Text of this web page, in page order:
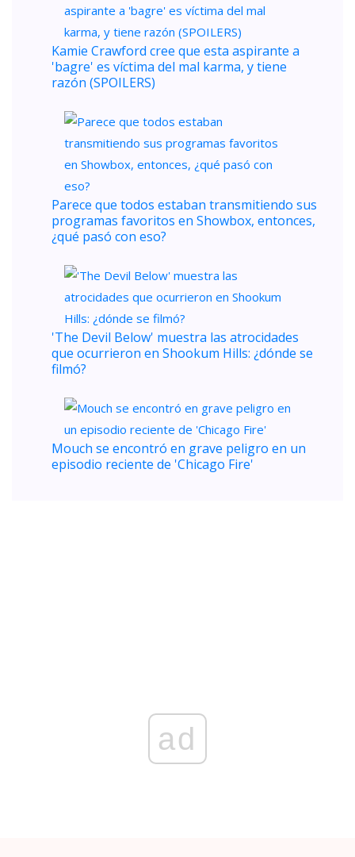
Kamie Crawford cree que esta aspirante a
'bagre' es víctima del mal karma, y ​​tiene
razón (SPOILERS)
Parece que todos estaban transmitiendo sus
programas favoritos en Showbox, entonces,
¿qué pasó con eso?
'The Devil Below' muestra las atrocidades
que ocurrieron en Shookum Hills: ¿dónde se
filmó?
Mouch se encontró en grave peligro en un
episodio reciente de 'Chicago Fire'
ad